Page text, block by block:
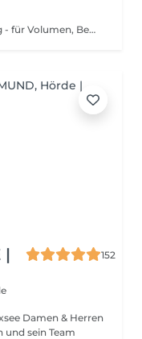
Waschen, Pflege-Treatment und Styling - für Volumen, Bewegung, Wellen oder ein gepflegtes Finish.
|
152
und sein Team